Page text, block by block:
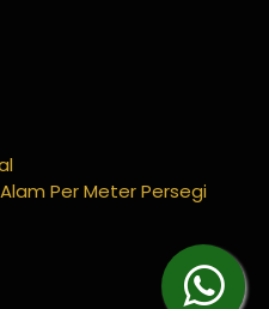
Per Meter Persegi